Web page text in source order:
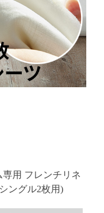
専用 フレンチリネ
ングル2枚用)